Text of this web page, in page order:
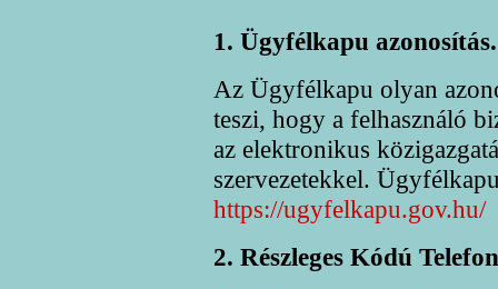
1. Ügyfélkapu azonosítás.
Az Ügyfélkapu olyan
teszi, hogy a felhasználó
az elektronikus
szervezetekkel.
https://ugyfelkapu.gov.hu/
2. Részleges Kódú